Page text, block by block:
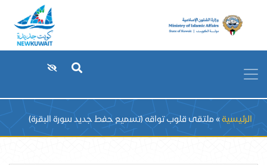
Breadcrumb
الرئيسية ملتقى قلوب تواقه (تسميع حفط جديد سورة البقرة)